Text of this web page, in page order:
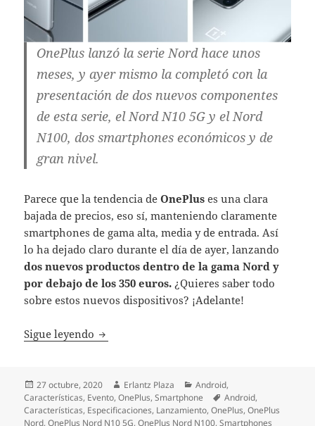
OnePlus lanzó la serie Nord hace unos
meses, y ayer mismo la completó con la
presentación de dos nuevos componentes
de esta serie, el Nord N10 5G y el Nord
N100, dos smartphones económicos y de
gran nivel.
Parece que la tendencia deOnePlus es una clara
bajada de precios, eso sí, manteniendo claramente
smartphones de gama alta, media y de entrada. Así
lo ha dejado claro durante el día de ayer, lanzando
dos nuevos productos dentro de la gama Nord y
por debajo de los 350 euros. ¿Quieres saber todo
sobre estos nuevos dispositivos? ¡Adelante!
Sigue leyendo OnePlus Nord N10 5G y N100: dos nuevos
Publicado
el
27 octubre, 2020 Autor
Erlantz Plaza Categorías
Android,
Características, Evento,OnePlus,Smartphone Etiquetas
Android,
Características, Especificaciones, Lanzamiento,OnePlus,OnePlus
Nord,OnePlus Nord N10 5G,OnePlus Nord N100,Smartphones